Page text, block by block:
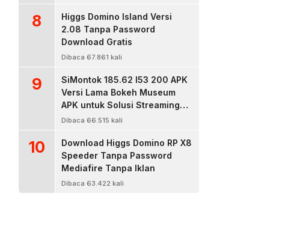
8
Higgs Domino Island Versi
2.08 Tanpa Password
Download Gratis
Dibaca 67.861 kali
9
SiMontok 185.62 l53 200 APK
Versi Lama Bokeh Museum
APK untuk Solusi Streaming
Video Bokeh Tanpa Batas
Dibaca 66.515 kali
10
Download Higgs Domino RP X8
Speeder Tanpa Password
Mediafire Tanpa Iklan
Dibaca 63.422 kali